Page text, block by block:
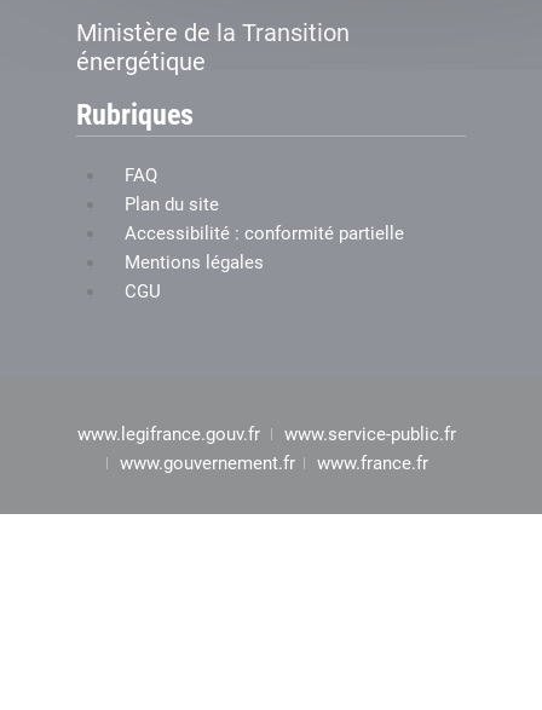
Ministère de la Transition
énergétique
Rubriques
FAQ
Plan du site
Accessibilité : conformité partielle
Mentions légales
CGU
www.legifrance.gouv.fr
www.service-public.fr
www.gouvernement.fr
www.france.fr